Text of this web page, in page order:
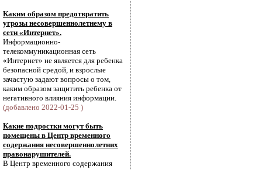
Каким образом предотвратить
угрозы несовершеннолетнему в
сети «Интернет».
Информационно-
телекоммуникационная сеть
«Интернет» не является для ребенка
безопасной средой, и взрослые
зачастую задают вопросы о том,
каким образом защитить ребенка от
негативного влияния информации.
(добавлено 2022-01-25 )
Какие подростки могут быть
помещены в Центр временного
содержания несовершеннолетних
правонарушителей.
В Центр временного содержания